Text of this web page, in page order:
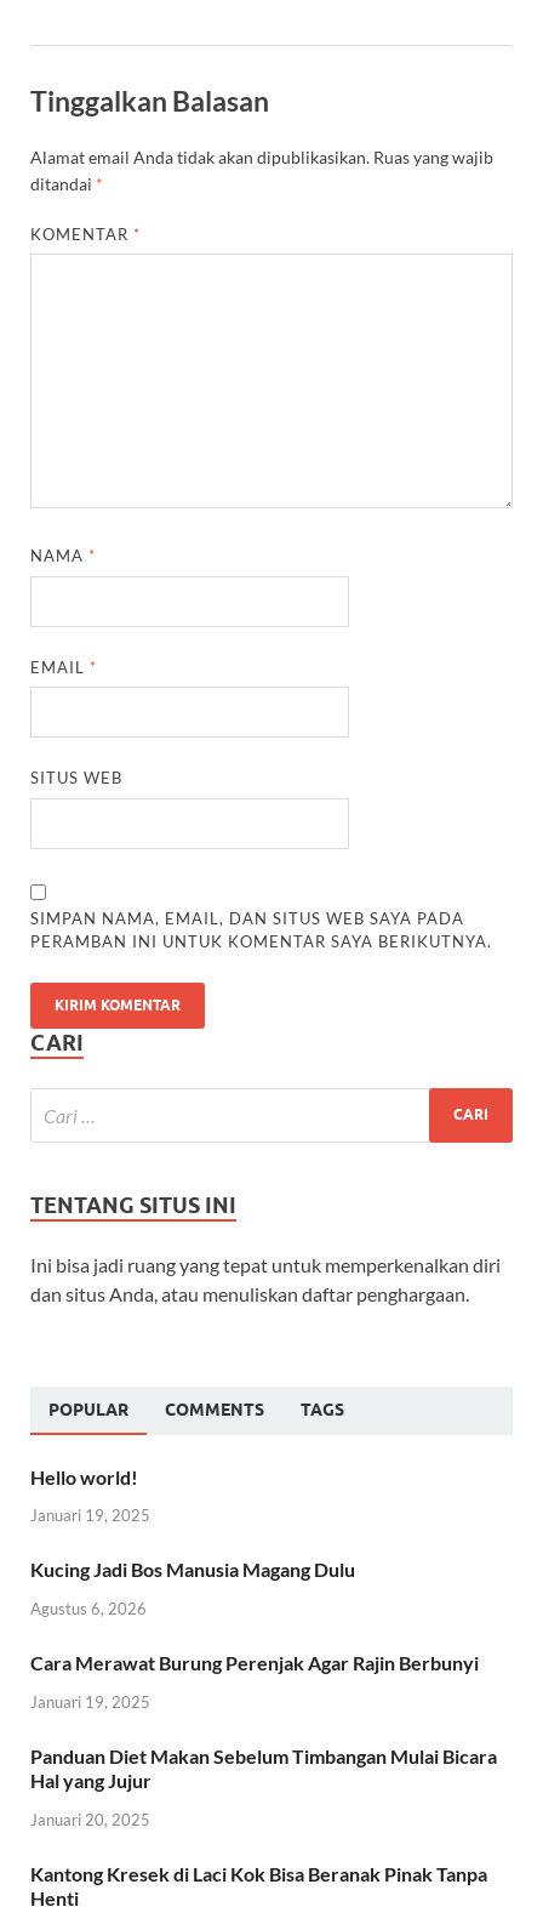
Tinggalkan Balasan
Alamat email Anda tidak akan dipublikasikan. Ruas yang wajib
ditandai *
KOMENTAR *
NAMA *
EMAIL *
SITUS WEB
SIMPAN NAMA, EMAIL, DAN SITUS WEB SAYA PADA
PERAMBAN INI UNTUK KOMENTAR SAYA BERIKUTNYA.
CARI
TENTANG SITUS INI
Ini bisa jadi ruang yang tepat untuk memperkenalkan diri
dan situs Anda, atau menuliskan daftar penghargaan.
POPULAR COMMENTS TAGS
Hello world!
Januari 19, 2025
Kucing Jadi Bos Manusia Magang Dulu
Agustus 6, 2026
Cara Merawat Burung Perenjak Agar Rajin Berbunyi
Januari 19, 2025
Panduan Diet Makan Sebelum Timbangan Mulai Bicara
Hal yang Jujur
Januari 20, 2025
Kantong Kresek di Laci Kok Bisa Beranak Pinak Tanpa
Henti